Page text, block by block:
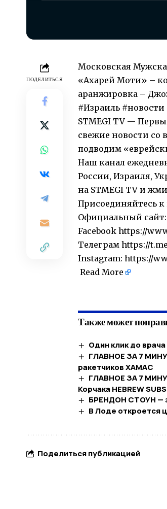
ПОДЕЛИТЬСЯ
Московская
«Ахарей Моти» –
аранжировка –
#Израиль
STMEGI TV —
свежие новости со
подводим
Наш канал
России, Израиля,
на STMEGI TV и
Присоединяйтесь к
Официальный
Facebook https://
Телеграм https://
Instagram: https://
Read More
Также может
Один клик до
ГЛАВНОЕ ЗА 7
ракетчиков ХАМАС
ГЛАВНОЕ ЗА 7
Корчака HEBREW SUBS
БРЕНДОН СТОУН —
В Лоде откроется
Поделиться публикацией